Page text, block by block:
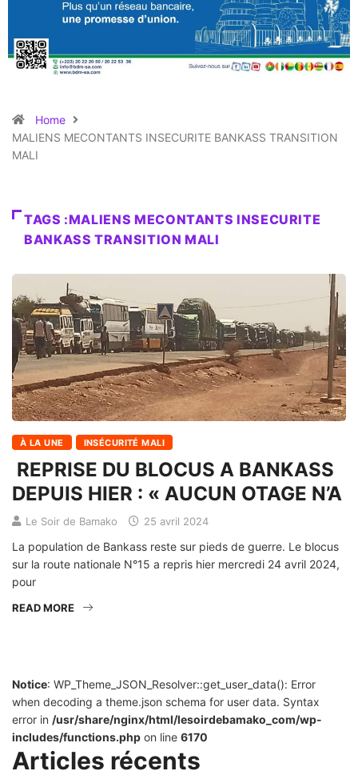
Home
MALIENS MECONTANTS INSECURITE BANKASS TRANSITION
MALI
TAGS :MALIENS MECONTANTS INSECURITE
BANKASS TRANSITION MALI
À LA UNE INSÉCURITÉ MALI
REPRISE DU BLOCUS A BANKASS
DEPUIS HIER : « AUCUN OTAGE N’A
Le Soir de Bamako 25 avril 2024
La population de Bankass reste sur pieds de guerre. Le blocus
sur la route nationale N°15 a repris hier mercredi 24 avril 2024,
pour
READ MORE
Notice: WP_Theme_JSON_Resolver::get_user_data(): Error
when decoding a theme.json schema for user data. Syntax
error in /usr/share/nginx/html/lesoirdebamako_com/wp-
includes/functions.php on line 6170
Articles récents